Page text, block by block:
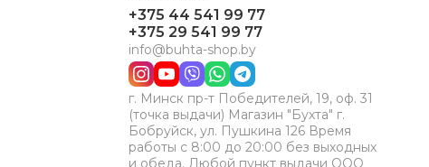
+375 44 541 99 77
+375 29 541 99 77
info@buhta-shop.by
г. Минск пр-т Победителей, 19, оф. 31
(точка выдачи) Магазин "Бухта" г.
Бобруйск, ул. Пушкина 126 Время
работы с 8:00 до 20:00 без выходных
и обеда. Любой пункт выдачи ООО